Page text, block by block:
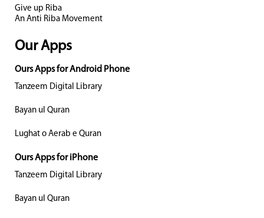
Give up Riba
An Anti Riba Movement
Our Apps
Ours Apps for Android Phone
Tanzeem Digital Library
Bayan ul Quran
Lughat o Aerab e Quran
Ours Apps for iPhone
Tanzeem Digital Library
Bayan ul Quran